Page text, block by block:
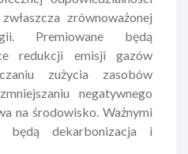
zrównoważonej
Premiowane będą
redukcji emisji gazów
zużycia zasobów
negatywnego
na środowisko. Ważnymi
będą dekarbonizacja i